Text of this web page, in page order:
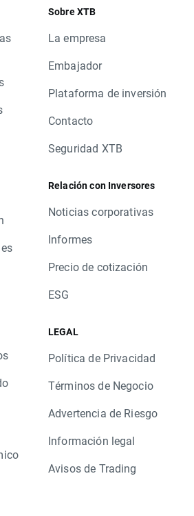
Sobre XTB
La empresa
Embajador
Plataforma de inversión
Contacto
Seguridad XTB
Relación con Inversores
Noticias corporativas
Informes
Precio de cotización
ESG
LEGAL
Política de Privacidad
Términos de Negocio
Advertencia de Riesgo
Información legal
Avisos de Trading